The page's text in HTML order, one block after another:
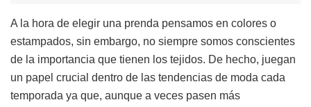
A la hora de elegir una prenda pensamos en colores o
estampados, sin embargo, no siempre somos conscientes
de la importancia que tienen los tejidos. De hecho, juegan
un papel crucial dentro de las tendencias de moda cada
temporada ya que, aunque a veces pasen más